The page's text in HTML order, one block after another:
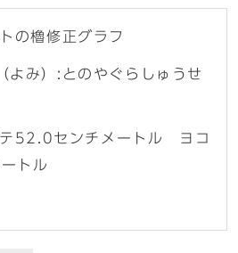
の櫓修正グラフ
よみ）:とのやぐらしゅうせ
52.0センチメートル ヨコ
トル